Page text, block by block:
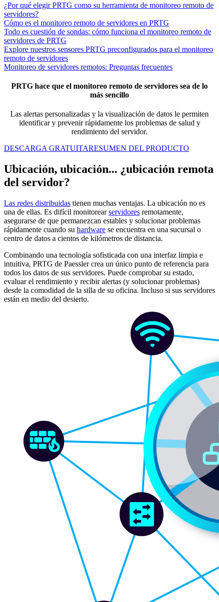
¿Por qué elegir PRTG como su herramienta de monitoreo remoto de
servidores?
Cómo es el monitoreo remoto de servidores en PRTG
Todo es cuestión de sondas: cómo funciona el monitoreo remoto de
servidores de PRTG
Explore nuestros sensores PRTG preconfigurados para el monitoreo
remoto de servidores
Monitoreo de servidores remotos: Preguntas frecuentes
PRTG hace que el monitoreo remoto de servidores sea de lo
más sencillo
Las alertas personalizadas y la visualización de datos le permiten
identificar y prevenir rápidamente los problemas de salud y
rendimiento del servidor.
DESCARGA GRATUITARESUMEN DEL PRODUCTO
Ubicación, ubicación... ¿ubicación remota
del servidor?
Las redes distribuidas tienen muchas ventajas. La ubicación no es
una de ellas. Es difícil monitorearservidores remotamente,
asegurarse de que permanezcan estables y solucionar problemas
rápidamente cuando su hardware se encuentra en una sucursal o
centro de datos a cientos de kilómetros de distancia.
Combinando una tecnología sofisticada con una interfaz limpia e
intuitiva, PRTG de Paessler crea un único punto de referencia para
todos los datos de sus servidores. Puede comprobar su estado,
evaluar el rendimiento y recibir alertas (y solucionar problemas)
desde la comodidad de la silla de su oficina. Incluso si sus servidores
están en medio del desierto.